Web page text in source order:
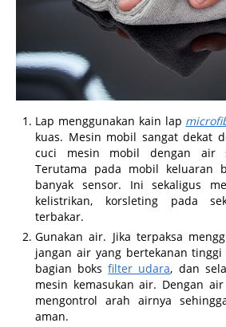
Lap menggunakan kain lap
kuas. Mesin mobil sangat dekat
cuci mesin mobil dengan air
Terutama pada mobil keluaran
banyak sensor. Ini sekaligus
kelistrikan, korsleting pada
terbakar.
Gunakan air. Jika terpaksa
jangan air yang bertekanan
bagian boksfilter udara, dan
mesin kemasukan air. Dengan
mengontrol arah airnya
aman.